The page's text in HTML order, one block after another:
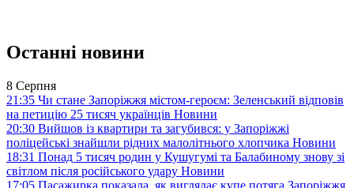
Останні новини
8 Серпня
21:35 Чи стане Запоріжжя містом-героєм: Зеленський відповів
на петицію 25 тисяч українців Новини
20:30 Вийшов із квартири та загубився: у Запоріжжі
поліцейські знайшли рідних малолітнього хлопчика Новини
18:31 Понад 5 тисяч родин у Кушугумі та Балабиному знову зі
світлом після російського удару Новини
17:05 Пасажирка показала, як виглядає купе потяга Запоріжжя